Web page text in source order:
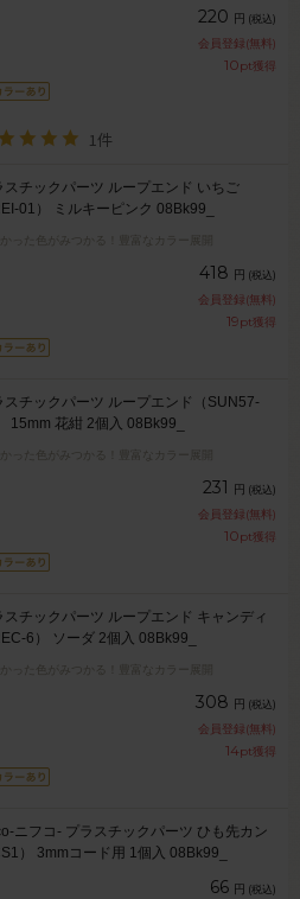
220 円 (税込)
会員登録(無料)
10pt獲得
1件
スチックパーツ ループエンド いちご
01） ミルキーピンク 08Bk99_
かった色がみつかる！豊富なカラー展開
418 円 (税込)
会員登録(無料)
19pt獲得
スチックパーツ ループエンド（SUN57-
15mm 花紺 2個入 08Bk99_
かった色がみつかる！豊富なカラー展開
231 円 (税込)
会員登録(無料)
10pt獲得
スチックパーツ ループエンド キャンディ
6） ソーダ 2個入 08Bk99_
かった色がみつかる！豊富なカラー展開
308 円 (税込)
会員登録(無料)
14pt獲得
ニフコ- プラスチックパーツ ひも先カン
） 3mmコード用 1個入 08Bk99_
66 円 (税込)